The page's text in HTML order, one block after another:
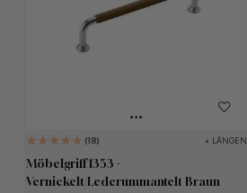
18 + LÄNGEN
Möbelgriff 1353 -
Vernickelt/Lederummantelt Braun